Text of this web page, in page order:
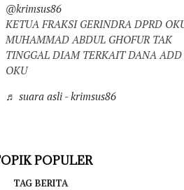
@krimsus86
KETUA FRAKSI GERINDRA DPRD
MUHAMMAD ABDUL GHOFUR TAK
TINGGAL DIAM TERKAIT DANA ADD
OKU
♬ suara asli - krimsus86
POPULER
TAG BERITA